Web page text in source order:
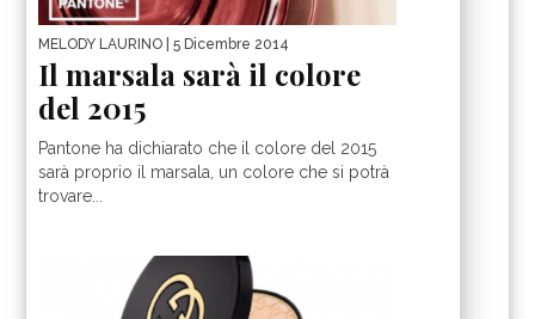
MELODY LAURINO | 5 Dicembre 2014
Il marsala sarà il colore
del 2015
Pantone ha dichiarato che il colore del 2015
sarà proprio il marsala, un colore che si potrà
trovare...